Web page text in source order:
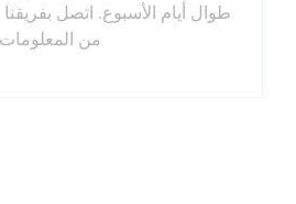
طوال أيام الأسبوع. اتصل
من المعلومات